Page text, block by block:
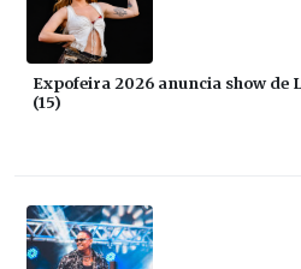
Expofeira 2026 anuncia show de
(15)